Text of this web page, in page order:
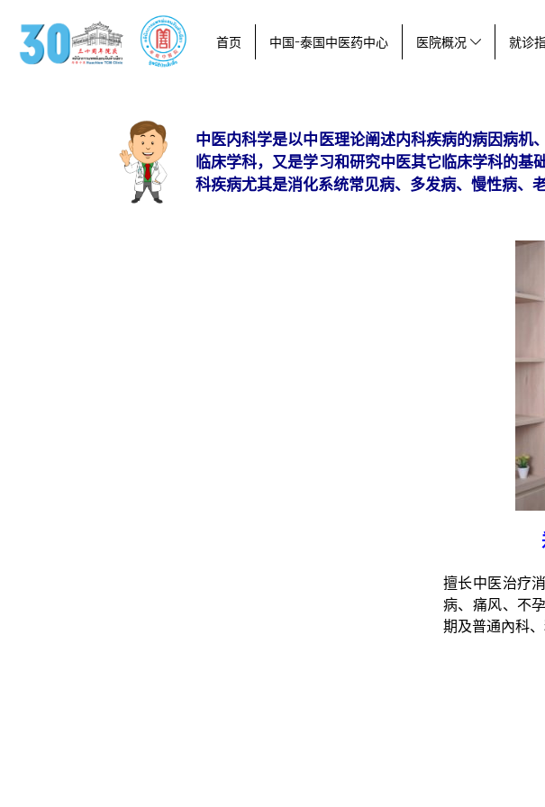
首页 中国-泰国中医药中心 医院概况 就诊
中医内科学是以中医理论阐述内科疾病的病因病机
临床学科，又是学习和研究中医其它临床学科的
科疾病尤其是消化系统常见病、多发病、慢性病、
擅长中医治疗
病、痛风、不
期及普通內科